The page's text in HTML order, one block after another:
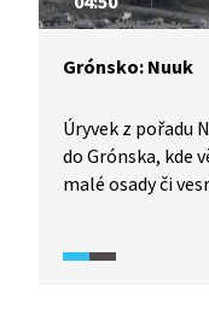
Grónsko: Nuuk
Úryvek z pořadu
do Grónska, kde
malé osady či
spadá pod